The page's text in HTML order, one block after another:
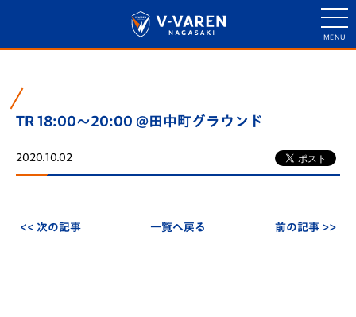
TR 18:00～20:00 @田中町グラウンド
2020.10.02
<< 次の記事 一覧へ戻る 前の記事 >>